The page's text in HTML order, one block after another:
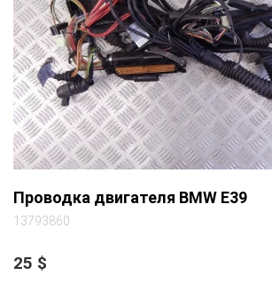
Проводка двигателя BMW E39
13793860
25 $